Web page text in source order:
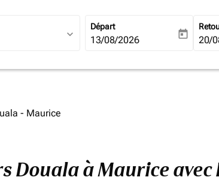
expand_more
Départ
fc-booking-departure-date-
13/08/2026 today fc-
20/
- Maurice
Douala à Maurice avec